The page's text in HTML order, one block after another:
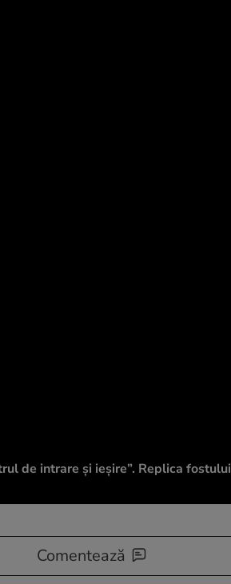
de intrare și ieșire”. Replica fostului
Comentează